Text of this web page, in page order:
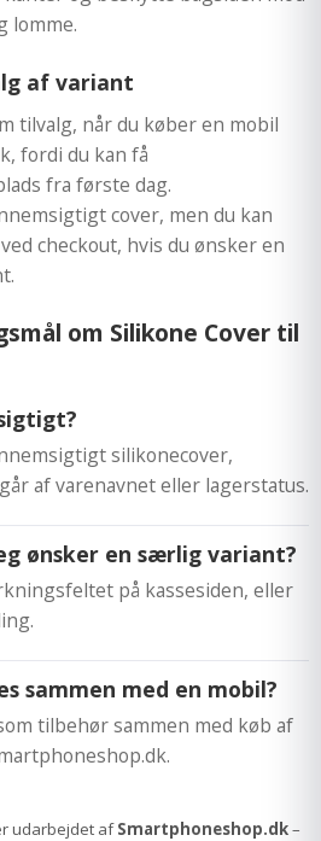
lomme.
af variant
tilvalg, når du køber en mobil
fordi du kan få
fra første dag.
cover, men du kan
checkout, hvis du ønsker en
om Silikone Cover til
silikonecover,
af varenavnet eller lagerstatus.
ønsker en særlig variant?
på kassesiden, eller
sammen med en mobil?
tilbehør sammen med køb af
udarbejdet afSmartphoneshop.dk–